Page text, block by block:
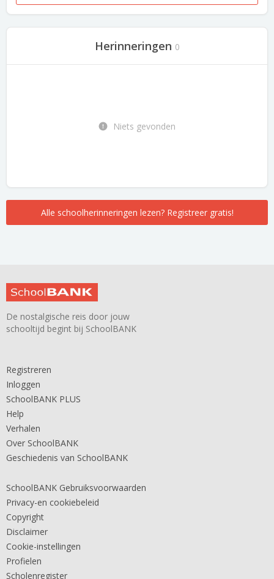
Herinneringen 0
Niets gevonden
Alle schoolherinneringen lezen? Registreer gratis!
De nostalgische reis door jouw
schooltijd begint bij SchoolBANK
Registreren
Inloggen
SchoolBANK PLUS
Help
Verhalen
Over SchoolBANK
Geschiedenis van SchoolBANK
SchoolBANK Gebruiksvoorwaarden
Privacy-en cookiebeleid
Copyright
Disclaimer
Cookie-instellingen
Profielen
Scholenregister